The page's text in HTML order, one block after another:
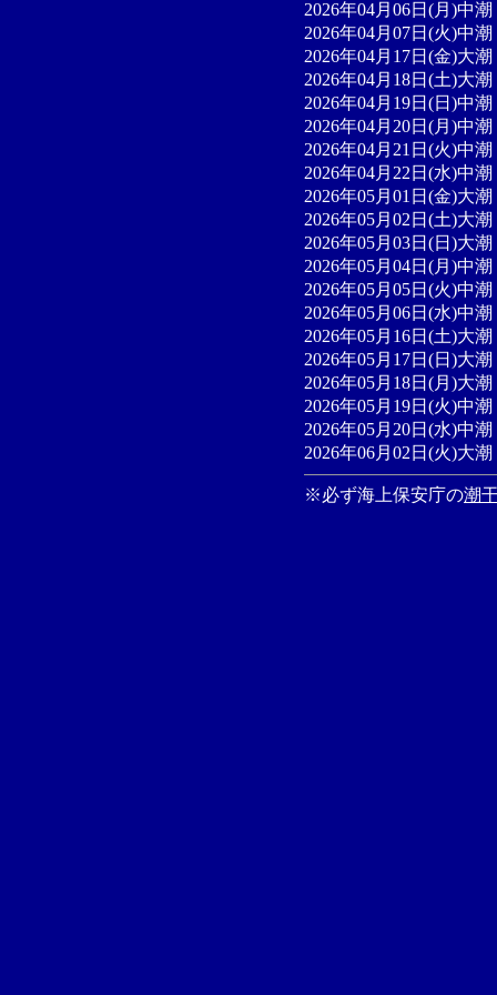
2026年04月06日(月)中
2026年04月07日(火)中
2026年04月17日(金)大
2026年04月18日(土)大
2026年04月19日(日)中
2026年04月20日(月)中
2026年04月21日(火)中
2026年04月22日(水)中
2026年05月01日(金)大
2026年05月02日(土)大
2026年05月03日(日)大
2026年05月04日(月)中
2026年05月05日(火)中
2026年05月06日(水)中
2026年05月16日(土)大
2026年05月17日(日)大
2026年05月18日(月)大
2026年05月19日(火)中
2026年05月20日(水)中
2026年06月02日(火)大
※必ず海上保安庁の潮